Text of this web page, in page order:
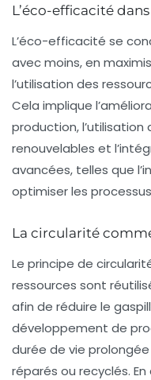
L’éco-efficacité
L’éco-efficacité se
avec moins, en
l’utilisation des
Cela implique
production,
renouvelables et
avancées, telles que
optimiser les
La circularité
Le principe de
ressources sont
afin de réduire le
développement de
durée de vie
réparés ou recyclés.